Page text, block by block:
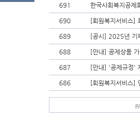
691 한국사회복지공제
690 [회원복지서비스]
689 [공시] 2025년 기
688 [안내] 공제상품
687 [안내] '공제규정'
686 [회원복지서비스]